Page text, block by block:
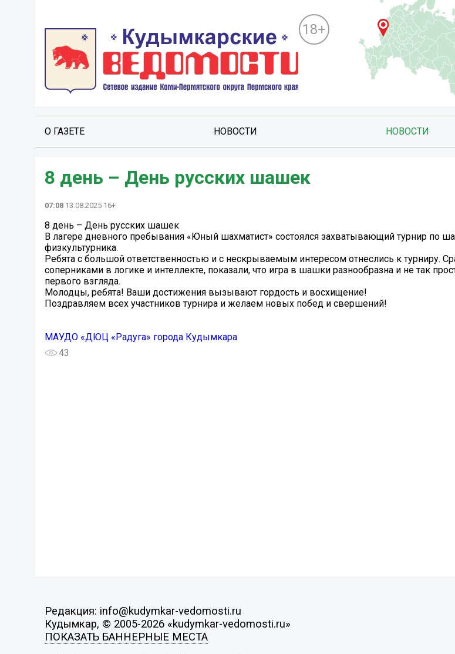
18+
О ГАЗЕТЕ НОВОСТИ НОВОСТИ
8 день – День русских шашек
07:08 13.08.2025 16+
8 день – День русских шашек
В лагере дневного пребывания «Юный шахматист» состоялся захватывающий турнир
физкультурника.
Ребята с большой ответственностью и с нескрываемым интересом отнеслись к турниру.
соперниками в логике и интеллекте, показали, что игра в шашки разнообразна и не так
первого взгляда.
Молодцы, ребята! Ваши достижения вызывают гордость и восхищение!
Поздравляем всех участников турнира и желаем новых побед и свершений!
МАУДО «ДЮЦ «Радуга» города Кудымкара
43
Редакция: info@kudymkar-vedomosti.ru
Кудымкар, © 2005-2026 «kudymkar-vedomosti.ru»
ПОКАЗАТЬ БАННЕРНЫЕ МЕСТА